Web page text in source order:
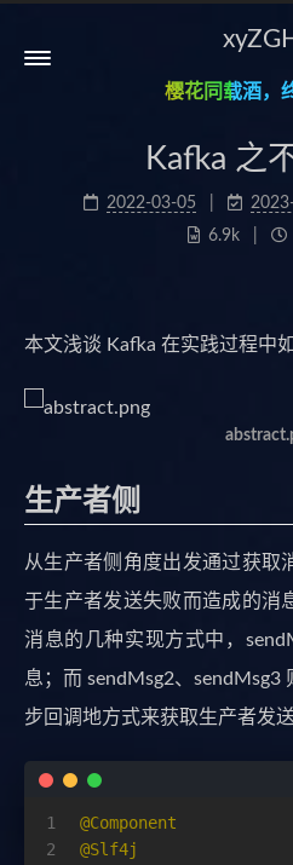
樱花同载酒，
Kafka 之
2022-03-05
6.9k
本文浅谈 Kafka 在实践过程中
生产者侧
从生产者侧角度出发通过获取
于生产者发送失败而造成的消
消息的几种实现方式中，
息；而 sendMsg2、sendMsg3
步回调地方式来获取生产者发
1
2
@Component
@Slf4j